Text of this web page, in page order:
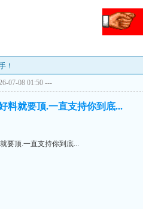
！
07-08 01:50 ---
料就要顶.一直支持你到底...
要顶.一直支持你到底...